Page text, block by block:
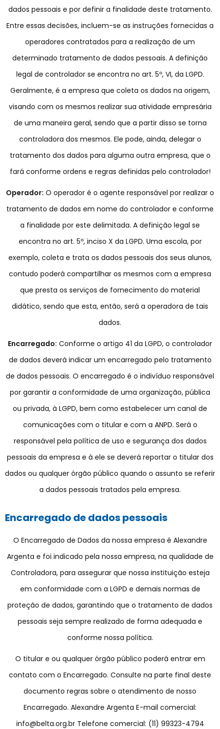
dados pessoais e por definir a finalidade deste tratamento.
Entre essas decisões, incluem-se as instruções fornecidas a
operadores contratados para a realização de um
determinado tratamento de dados pessoais. A definição
legal de controlador se encontra no art. 5º, VI, da LGPD.
Geralmente, é a empresa que coleta os dados na origem,
visando com os mesmos realizar sua atividade empresária
de uma maneira geral, sendo que a partir disso se torna
controladora dos mesmos. Ele pode, ainda, delegar o
tratamento dos dados para alguma outra empresa, que o
fará conforme ordens e regras definidas pelo controlador!
Operador: O operador é o agente responsável por realizar o
tratamento de dados em nome do controlador e conforme
a finalidade por este delimitada. A definição legal se
encontra no art. 5º, inciso X da LGPD. Uma escola, por
exemplo, coleta e trata os dados pessoais dos seus alunos,
contudo poderá compartilhar os mesmos com a empresa
que presta os serviços de fornecimento do material
didático, sendo que esta, então, será a operadora de tais
dados.
Encarregado: Conforme o artigo 41 da LGPD, o controlador
de dados deverá indicar um encarregado pelo tratamento
de dados pessoais. O encarregado é o indivíduo responsável
por garantir a conformidade de uma organização, pública
ou privada, à LGPD, bem como estabelecer um canal de
comunicações com o titular e com a ANPD. Será o
responsável pela política de uso e segurança dos dados
pessoais da empresa e à ele se deverá reportar o titular dos
dados ou qualquer órgão público quando o assunto se referir
a dados pessoais tratados pela empresa.
Encarregado de dados pessoais
O Encarregado de Dados da nossa empresa é Alexandre
Argenta e foi indicado pela nossa empresa, na qualidade de
Controladora, para assegurar que nossa instituição esteja
em conformidade com a LGPD e demais normas de
proteção de dados, garantindo que o tratamento de dados
pessoais seja sempre realizado de forma adequada e
conforme nossa política.
O titular e ou qualquer órgão público poderá entrar em
contato com o Encarregado. Consulte na parte final deste
documento regras sobre o atendimento de nosso
Encarregado. Alexandre Argenta E-mail comercial:
info@belta.org.br Telefone comercial: (11) 99323-4794